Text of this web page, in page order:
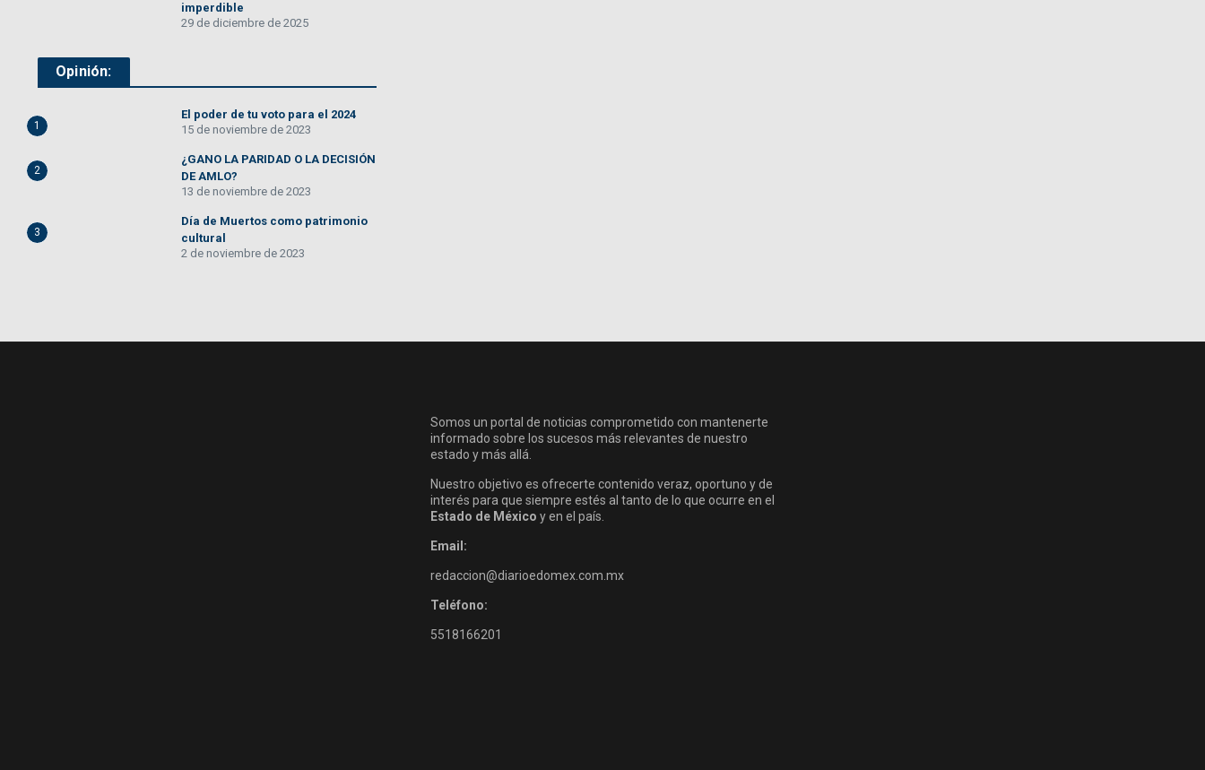
imperdible
29 de diciembre de 2025
Opinión:
1
El poder de tu voto para el 2024
15 de noviembre de 2023
2
¿GANO LA PARIDAD O LA DECISIÓN
DE AMLO?
13 de noviembre de 2023
3
Día de Muertos como patrimonio
cultural
2 de noviembre de 2023
Somos un portal de noticias comprometido con mantenerte
informado sobre los sucesos más relevantes de nuestro
estado y más allá.
Nuestro objetivo es ofrecerte contenido veraz, oportuno y de
interés para que siempre estés al tanto de lo que ocurre en el
Estado de México y en el país.
Email:
redaccion@diarioedomex.com.mx
Teléfono:
5518166201